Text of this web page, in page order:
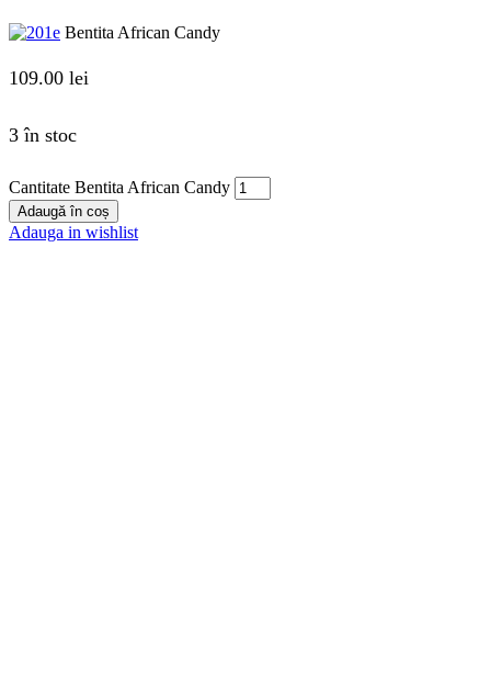
Bentita African Candy
109.00 lei
3 în stoc
Cantitate Bentita African Candy
Adaugă în coș
Adauga in wishlist